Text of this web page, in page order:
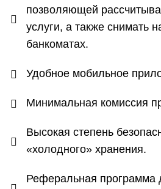
позволяющей
услуги, а также снимать
банкоматах.
Удобное мобильное
Минимальная комиссия
Высокая степень
«холодного» хранения.
Реферальная программа